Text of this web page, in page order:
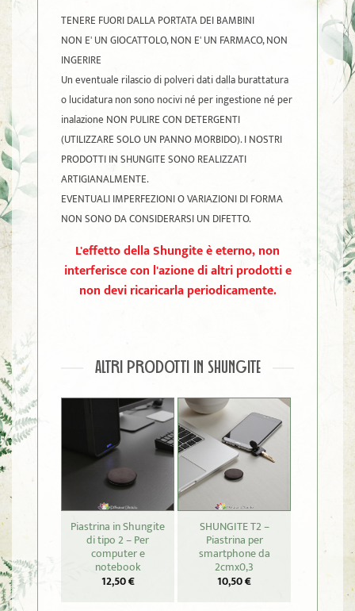
TENERE FUORI DALLA PORTATA DEI BAMBINI
NON E' UN GIOCATTOLO, NON E' UN FARMACO, NON
INGERIRE
Un eventuale rilascio di polveri dati dalla burattatura
o lucidatura non sono nocivi né per ingestione né per
inalazione NON PULIRE CON DETERGENTI
(UTILIZZARE SOLO UN PANNO MORBIDO). I NOSTRI
PRODOTTI IN SHUNGITE SONO REALIZZATI
ARTIGIANALMENTE.
EVENTUALI IMPERFEZIONI O VARIAZIONI DI FORMA
NON SONO DA CONSIDERARSI UN DIFETTO.
L'effetto della Shungite è eterno, non
interferisce con l'azione di altri prodotti e
non devi ricaricarla periodicamente.
ALTRI PRODOTTI IN SHUNGITE
Piastrina in Shungite
di tipo 2 – Per
computer e
notebook
12,50€
SHUNGITE T2 –
Piastrina per
smartphone da
2cmx0,3
10,50€